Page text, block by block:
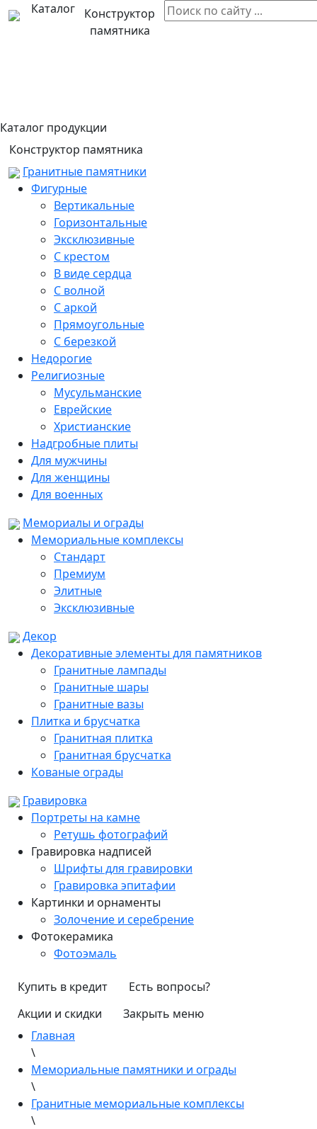
Каталог
Конструктор
памятника
Каталог продукции
Конструктор памятника
Гранитные памятники
Фигурные
Вертикальные
Горизонтальные
Эксклюзивные
С крестом
В виде сердца
С волной
С аркой
Прямоугольные
С березкой
Недорогие
Религиозные
Мусульманские
Еврейские
Христианские
Надгробные плиты
Для мужчины
Для женщины
Для военных
Мемориалы и ограды
Мемориальные комплексы
Стандарт
Премиум
Элитные
Эксклюзивные
Декор
Декоративные элементы для памятников
Гранитные лампады
Гранитные шары
Гранитные вазы
Плитка и брусчатка
Гранитная плитка
Гранитная брусчатка
Кованые ограды
Гравировка
Портреты на камне
Ретушь фотографий
Гравировка надписей
Шрифты для гравировки
Гравировка эпитафии
Картинки и орнаменты
Золочение и серебрение
Фотокерамика
Фотоэмаль
Купить в кредит
Есть вопросы?
Акции и скидки
Закрыть меню
Главная
\
Мемориальные памятники и ограды
\
Гранитные мемориальные комплексы
\